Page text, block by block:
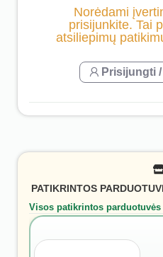
Norėdami
prisijunkite. Tai
atsiliepimų
Prisijungti
PATIKRINTOS
Visos patikrintos